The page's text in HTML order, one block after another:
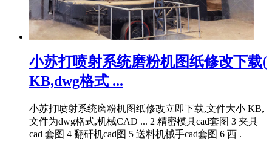
小苏打喷射系统磨粉机图纸修改下载(
KB,dwg格式 ...
小苏打喷射系统磨粉机图纸修改立即下载,文件大小 KB,
文件为dwg格式,机械CAD ... 2 精密模具cad套图 3 夹具
cad 套图 4 翻矸机cad图 5 送料机械手cad套图 6 西 .